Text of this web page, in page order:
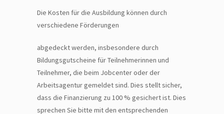
Die Kosten für die Ausbildung können durch
verschiedene Förderungen
abgedeckt werden, insbesondere durch
Bildungsgutscheine für Teilnehmerinnen und
Teilnehmer, die beim Jobcenter oder der
Arbeitsagentur gemeldet sind. Dies stellt sicher,
dass die Finanzierung zu 100 % gesichert ist. Dies
sprechen Sie bitte mit den entsprechenden